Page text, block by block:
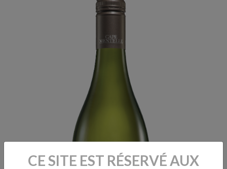
CE SITE EST RÉSERVÉ AUX